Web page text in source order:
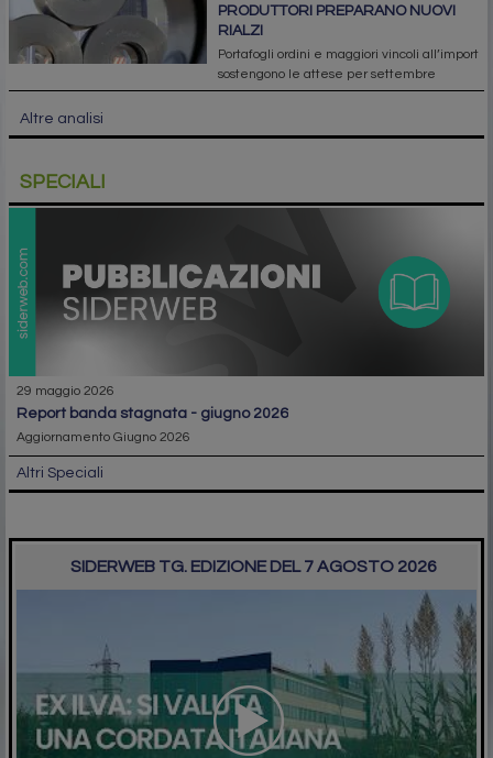
PRODUTTORI PREPARANO NUOVI
RIALZI
Portafogli ordini e maggiori vincoli all’import
sostengono le attese per settembre
Altre analisi
SPECIALI
29 maggio 2026
report banda stagnata - giugno 2026
Aggiornamento Giugno 2026
Altri Speciali
SIDERWEB TG. EDIZIONE DEL 7 AGOSTO 2026